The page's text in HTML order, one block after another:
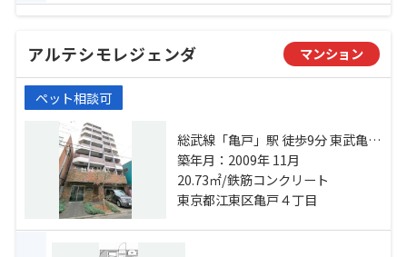
アルテシモレジェンダ マンション
ペット相談可
総武線「亀戸」駅 徒歩9分 東武亀戸
線「亀戸水神」駅 徒歩9分 半蔵門線
「錦糸町」駅 徒歩23分
築年月：2009年 11月
20.73㎡/鉄筋コンクリート
東京都江東区亀戸４丁目